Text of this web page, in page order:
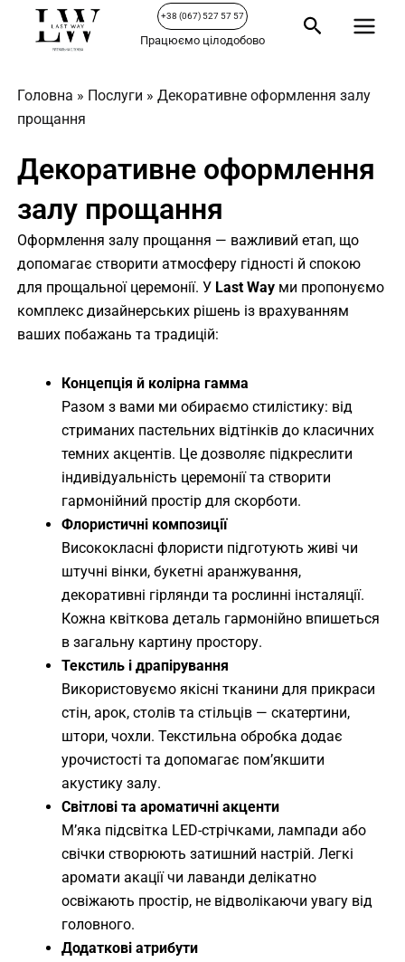
Перейти
+38 (067) 527 57 57
Працюємо цілодобово
ПошукMain
Головна » Послуги » Декоративне оформлення залу
прощання
Декоративне оформлення
залу прощання
Оформлення залу прощання — важливий етап, що
допомагає створити атмосферу гідності й спокою
для прощальної церемонії. У Last Wayми пропонуємо
комплекс дизайнерських рішень із врахуванням
ваших побажань та традицій:
Концепція й колірна гамма
Разом з вами ми обираємо стилістику: від
стриманих пастельних відтінків до класичних
темних акцентів. Це дозволяє підкреслити
індивідуальність церемонії та створити
гармонійний простір для скорботи.
Флористичні композиції
Висококласні флористи підготують живі чи
штучні вінки, букетні аранжування,
декоративні гірлянди та рослинні інсталяції.
Кожна квіткова деталь гармонійно впишеться
в загальну картину простору.
Текстиль і драпірування
Використовуємо якісні тканини для прикраси
стін, арок, столів та стільців — скатертини,
штори, чохли. Текстильна обробка додає
урочистості та допомагає пом’якшити
акустику залу.
Світлові та ароматичні акценти
М’яка підсвітка LED-стрічками, лампади або
свічки створюють затишний настрій. Легкі
аромати акації чи лаванди делікатно
освіжають простір, не відволікаючи увагу від
головного.
Додаткові атрибути